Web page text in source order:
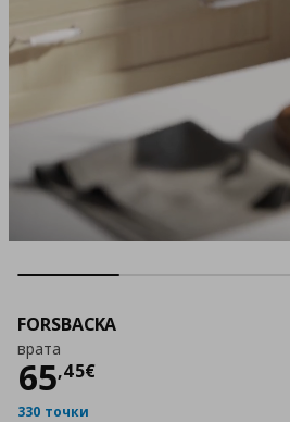
FORSBACKA
врата
65,45€
Цена
330 точки